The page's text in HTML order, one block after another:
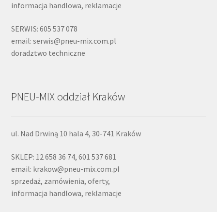
informacja handlowa, reklamacje
SERWIS: 605 537 078
email: serwis@pneu-mix.com.pl
doradztwo techniczne
PNEU-MIX oddział Kraków
ul. Nad Drwiną 10 hala 4, 30-741 Kraków
SKLEP: 12 658 36 74, 601 537 681
email: krakow@pneu-mix.com.pl
sprzedaż, zamówienia, oferty,
informacja handlowa, reklamacje